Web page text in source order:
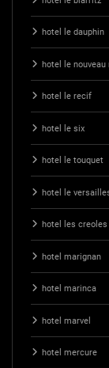
hotel le dauphin
hotel le nouveau
hotel le recif
hotel le six
hotel le touquet
hotel le
hotel les creoles
hotel marignan
hotel marinca
hotel marvel
hotel mercure